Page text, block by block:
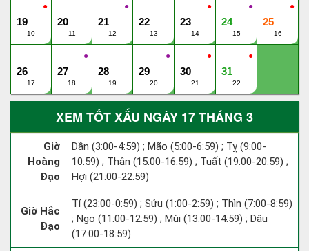
●
19
10
20
11
●
21
12
22
13
●
23
14
●
24
15
●
25
16
26
17
●
27
18
28
19
●
29
20
●
30
21
●
31
22
XEM TỐT XẤU NGÀY 17 THÁNG 3
Giờ
Hoàng
Đạo
Dần (3:00-4:59) ; Mão (5:00-6:59) ; Tỵ (9:00-
10:59) ; Thân (15:00-16:59) ; Tuất (19:00-20:59) ;
Hợi (21:00-22:59)
Giờ Hắc
Đạo
Tí (23:00-0:59) ; Sửu (1:00-2:59) ; Thìn (7:00-8:59)
; Ngọ (11:00-12:59) ; Mùi (13:00-14:59) ; Dậu
(17:00-18:59)